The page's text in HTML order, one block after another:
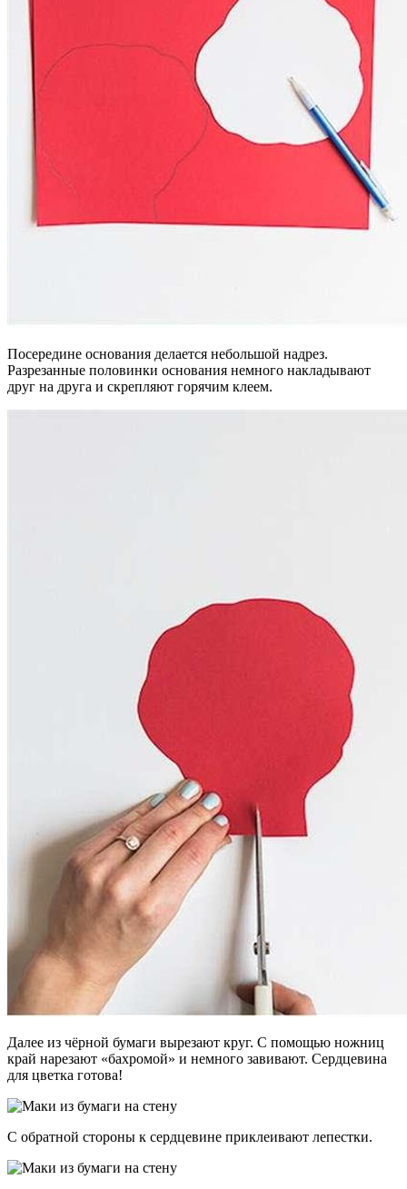
Посередине основания делается небольшой надрез.
Разрезанные половинки основания немного накладывают
друг на друга и скрепляют горячим клеем.
Далее из чёрной бумаги вырезают круг. С помощью ножниц
край нарезают «бахромой» и немного завивают. Сердцевина
для цветка готова!
С обратной стороны к сердцевине приклеивают лепестки.